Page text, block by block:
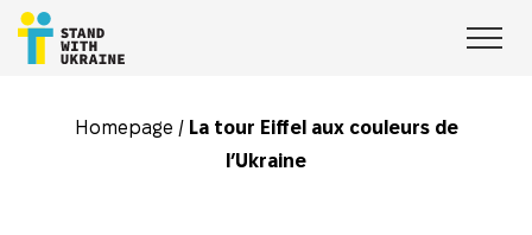
Homepage / La tour Eiffel aux couleurs de
l’Ukraine